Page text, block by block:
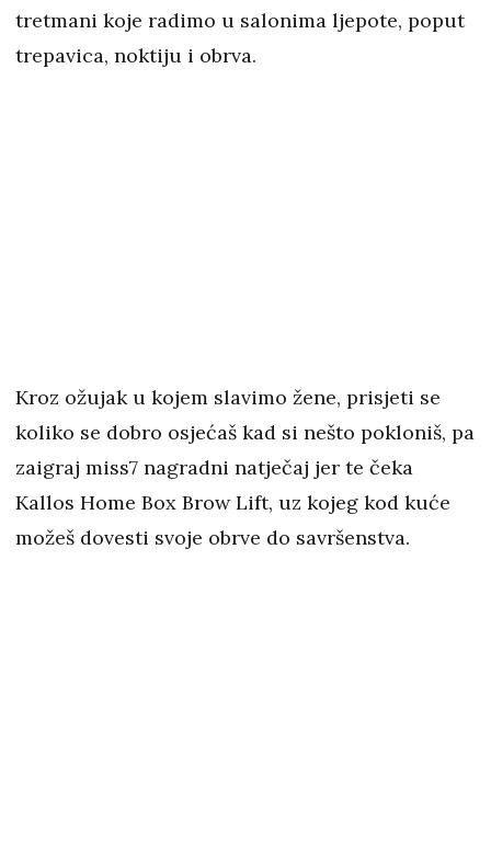
tretmani koje radimo u salonima ljepote, poput
trepavica, noktiju i obrva.
Kroz ožujak u kojem slavimo žene, prisjeti se
koliko se dobro osjećaš kad si nešto pokloniš, pa
zaigraj miss7 nagradni natječaj jer te čeka
Kallos Home Box Brow Lift, uz kojeg kod kuće
možeš dovesti svoje obrve do savršenstva.